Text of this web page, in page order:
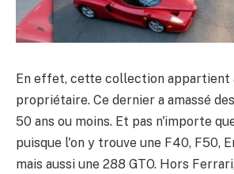
En effet, cette collection appartient
propriétaire. Ce dernier a amassé
50 ans ou moins. Et pas n'importe
puisque l'on y trouve une F40, F50,
mais aussi une 288 GTO. Hors